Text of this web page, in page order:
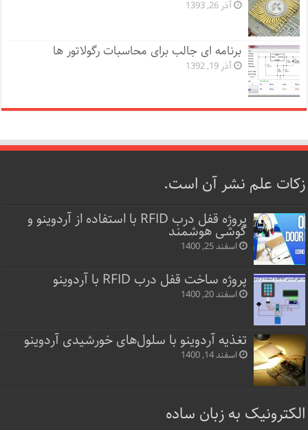
آذر 26, 1393
برنامه ای جالب برای محاسبات رگولاتور ها
آذر 19, 1392
زکات علم نشر آن است.
پروژه قفل‌ درب RFID با استفاده از آردوینو و
گوشی هوشمند
اسفند 25, 1400
پروژه ساخت قفل‌ درب RFID با آردوینو
اسفند 20, 1400
تغذیه آردوینو با سلول‌های خورشیدی آردوینو
اسفند 14, 1400
الکترونیک به زبان ساده